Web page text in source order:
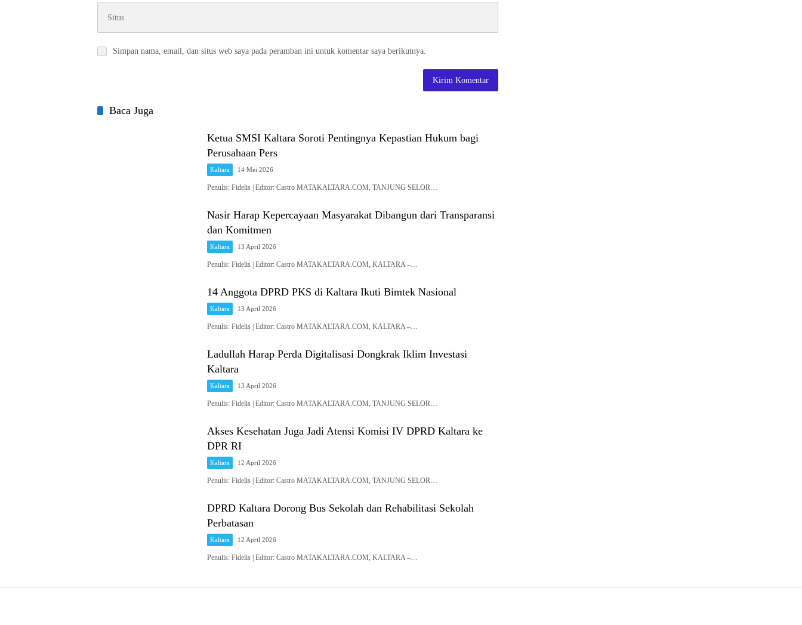
Simpan nama, email, dan situs web saya pada peramban ini untuk komentar saya berikutnya.
Baca Juga
Ketua SMSI Kaltara Soroti Pentingnya Kepastian Hukum bagi
Perusahaan Pers
Kaltara 14 Mei 2026
Penulis: Fidelis | Editor: Castro MATAKALTARA.COM, TANJUNG SELOR…
Nasir Harap Kepercayaan Masyarakat Dibangun dari Transparansi
dan Komitmen
Kaltara 13 April 2026
Penulis: Fidelis | Editor: Castro MATAKALTARA.COM, KALTARA –…
14 Anggota DPRD PKS di Kaltara Ikuti Bimtek Nasional
Kaltara 13 April 2026
Penulis: Fidelis | Editor: Castro MATAKALTARA.COM, KALTARA –…
Ladullah Harap Perda Digitalisasi Dongkrak Iklim Investasi
Kaltara
Kaltara 13 April 2026
Penulis: Fidelis | Editor: Castro MATAKALTARA.COM, TANJUNG SELOR…
Akses Kesehatan Juga Jadi Atensi Komisi IV DPRD Kaltara ke
DPR RI
Kaltara 12 April 2026
Penulis: Fidelis | Editor: Castro MATAKALTARA.COM, TANJUNG SELOR…
DPRD Kaltara Dorong Bus Sekolah dan Rehabilitasi Sekolah
Perbatasan
Kaltara 12 April 2026
Penulis: Fidelis | Editor: Castro MATAKALTARA.COM, KALTARA –…